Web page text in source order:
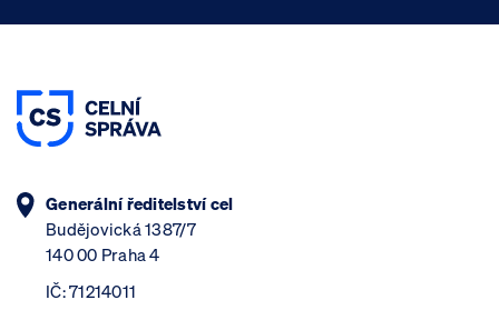
Generální ředitelství cel
Budějovická 1387/7
140 00 Praha 4
IČ: 71214011